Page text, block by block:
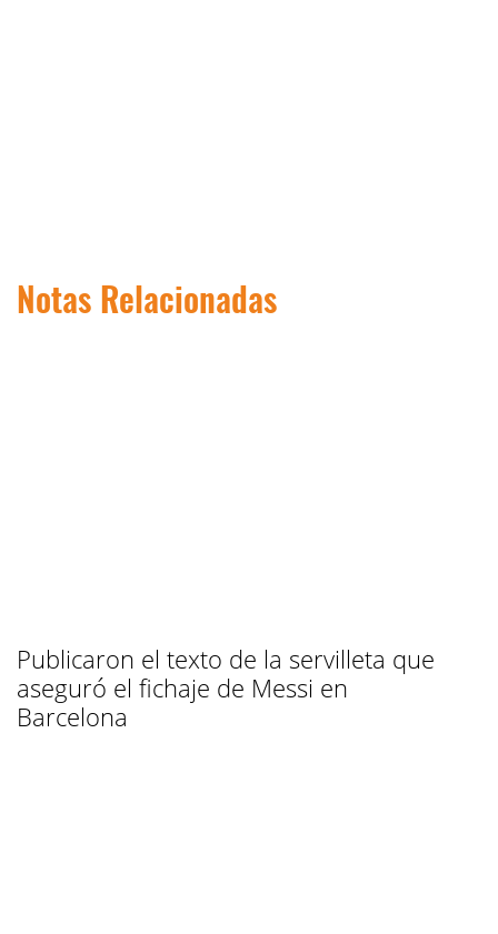
Notas Relacionadas
Publicaron el texto de la servilleta que
aseguró el fichaje de Messi en
Barcelona